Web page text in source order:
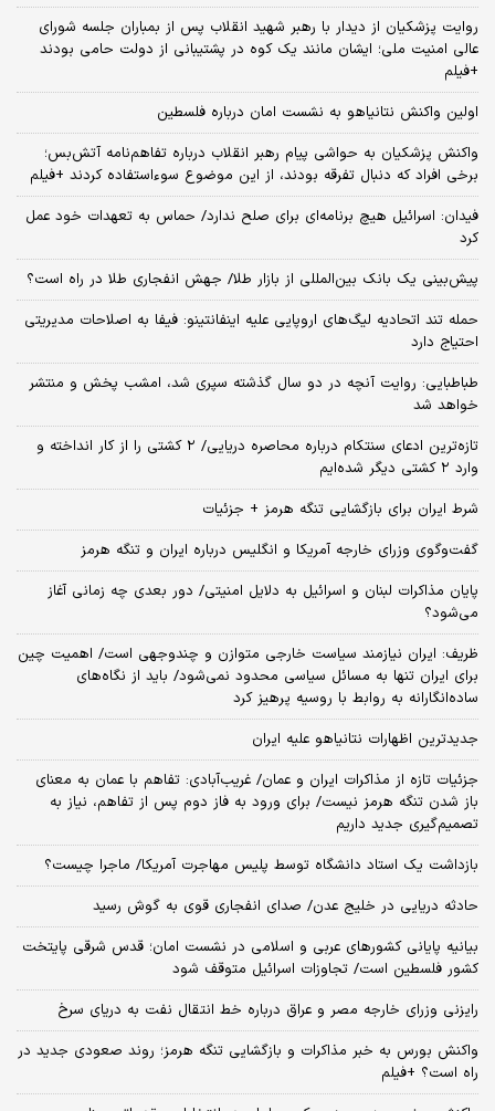
روایت پزشکیان از دیدار با رهبر شهید انقلاب پس از بمباران جلسه شورای
عالی امنیت ملی؛ ایشان مانند یک کوه در پشتیبانی از دولت حامی بودند
+فیلم
اولین واکنش نتانیاهو به نشست امان درباره فلسطین
واکنش پزشکیان به حواشی پیام رهبر انقلاب درباره تفاهم‌نامه آتش‌بس؛
برخی افراد که دنبال تفرقه بودند، از این موضوع سوءاستفاده کردند +فیلم
فیدان: اسرائیل هیچ برنامه‌ای برای صلح ندارد/ حماس به تعهدات خود عمل
کرد
پیش‌بینی یک بانک بین‌المللی از بازار طلا/ جهش انفجاری طلا در راه است؟
حمله تند اتحادیه لیگ‌های اروپایی علیه اینفانتینو: فیفا به اصلاحات مدیریتی
احتیاج دارد
طباطبایی: روایت آنچه در دو سال گذشته سپری شد، امشب پخش و منتشر
خواهد شد
تازه‌ترین ادعای سنتکام درباره محاصره دریایی/ ۲ کشتی را از کار انداخته و
وارد ۲ کشتی دیگر شده‌ایم
شرط ایران برای بازگشایی تنگه هرمز + جزئیات
گفت‌وگوی وزرای خارجه آمریکا و انگلیس درباره ایران و تنگه هرمز
پایان مذاکرات لبنان و اسرائیل به دلایل امنیتی/ دور بعدی چه زمانی آغاز
می‌شود؟
ظریف: ایران نیازمند سیاست خارجی متوازن و چندوجهی است/ اهمیت چین
برای ایران تنها به مسائل سیاسی محدود نمی‌شود/ باید از نگاه‌های
ساده‌انگارانه به روابط با روسیه پرهیز کرد
جدیدترین اظهارات نتانیاهو علیه ایران
جزئیات تازه از مذاکرات ایران و عمان/ غریب‌آبادی: تفاهم با عمان به معنای
باز شدن تنگه هرمز نیست/ برای ورود به فاز دوم پس از تفاهم، نیاز به
تصمیم‌گیری جدید داریم
بازداشت یک استاد دانشگاه توسط پلیس مهاجرت آمریکا/ ماجرا چیست؟
حادثه دریایی در خلیج عدن/ صدای انفجاری قوی به گوش رسید
بیانیه پایانی کشورهای عربی و اسلامی در نشست امان؛ قدس شرقی پایتخت
کشور فلسطین است/ تجاوزات اسرائیل متوقف شود
رایزنی وزرای خارجه مصر و عراق درباره خط انتقال نفت به دریای سرخ
واکنش بورس به خبر مذاکرات و بازگشایی تنگه هرمز؛ روند صعودی جدید در
راه است؟ +فیلم